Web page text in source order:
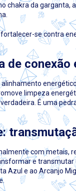
chakra da garganta,
se contra
de
limpeza
É uma
com metais,
e
Azul e ao Arcanjo